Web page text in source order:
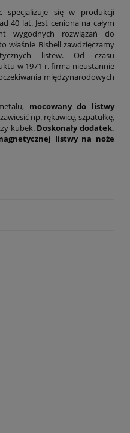
specjalizuje się w produkcji
40 lat. Jest ceniona na całym
wygodnych rozwiązań do
właśnie Bisbell zawdzięczamy
listew. Od czasu
w 1971 r. firma nieustannie
międzynarodowych
mocowany do listwy
np. rękawicę, szpatułkę,
kubek. Doskonały dodatek,
listwy na noże